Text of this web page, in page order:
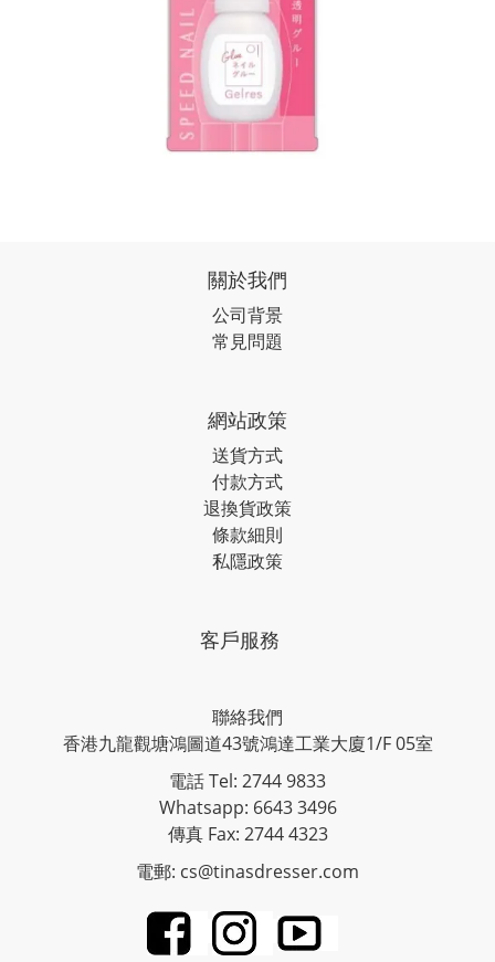
關於我們
公司背景
常見問題
網站政策
送貨方式
付款方式
退換貨政策
條款細則
私隱政策
客戶服務
聯絡我們
香港九龍觀塘鴻圖道43號鴻達工業大廈1/F 05室
電話 Tel: 2744 9833
Whatsapp: 6643 3496
傳真 Fax: 2744 4323
電郵: cs@tinasdresser.com